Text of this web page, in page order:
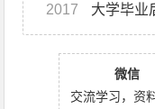
2017 大学毕业
微信
交流学习，资